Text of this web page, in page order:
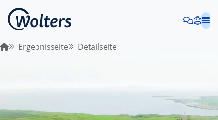
Ergebnisseite Detailseite